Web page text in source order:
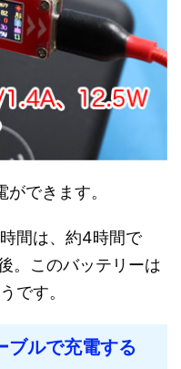
できます。
間は、約4時間で
。このバッテリーは
です。
ブルで充電する